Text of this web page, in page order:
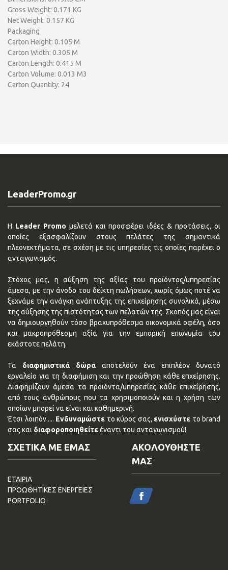
Gross Weight: 0.171 KG
Net Weight: 0.157 KG
Packaging
Carton Height: 0.105 M
Carton Width: 0.305 M
Carton Length: 0.415 M
Carton Volume: 0.013 M3
Carton Quantity: 24
LeaderPromo.gr
Η Leader Promo μελετά και προσφέρει ιδέες & προτάσεις, οι
οποίες εξασφαλίζουν στους πελάτες της σημαντικά
πλεονεκτήματα, σε σχέση με τις υπηρεσίες τις οποίες παρέχει ο
ανταγωνισμός.
Στόχος μας, η αύξηση της αξίας του προϊόντος/υπηρεσίας
άμεσα, με την άνοδο του δείκτη πωλήσεων, χωρίς όμως ποτέ να
ξεχνάμε την ανάγκη ανάπτυξης της επιχείρησης συνολικά, μέσω
της αύξησης της πιστότητας των πελατών της. Σκοπός μας είναι
να δημιουργηθούν τόσο βραχυπρόθεσμα οικονομικά οφέλη, όσο
και μακροπρόθεσμη αξία για την εμπορική επωνυμία του
εκάστοτε πελάτη.
Τα διαφημιστικά δώρα αποτελούν ένα επιπλέον δυνατό
εργαλείο για τη διαφήμιση και την προώθηση κάθε επχείρησης.
Διαφημίζουν άμεσα τα προϊόντα/υπηρεσίες κάθε επιχείρησης,
από τους ανθρώπους που τα χρησιμοποιούν και η χρήση των
οποίων μπορεί να είναι και καθημερινή.
Έτσι λοιπόν..... Ενδυναμώστε το κύρος σας, ενισχύστε το brand
σας και διαφοροποιηθείτεέναντι του ανταγωνισμού!
ΣΧΕΤΙΚΑ ΜΕ ΕΜΑΣ
ΕΤΑΙΡΙΑ
ΠΡΟΩΘΗΤΙΚΕΣ ΕΝΕΡΓΕΙΕΣ
PORTFOLIO
ΑΚΟΛΟΥΘΗΣΤΕ
ΜΑΣ